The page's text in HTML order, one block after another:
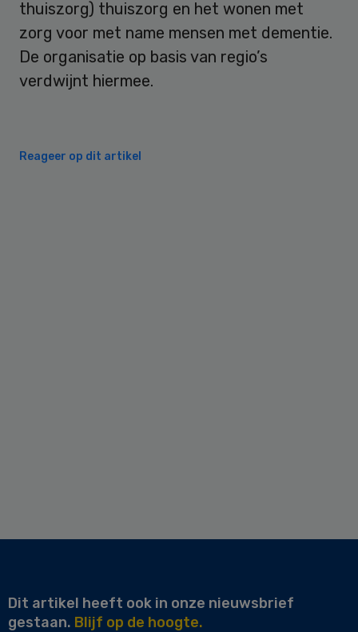
thuiszorg) thuiszorg en het wonen met
zorg voor met name mensen met dementie.
De organisatie op basis van regio’s
verdwijnt hiermee.
Reageer op dit artikel
Dit artikel heeft ook in onze nieuwsbrief
gestaan. Blijf op de hoogte.